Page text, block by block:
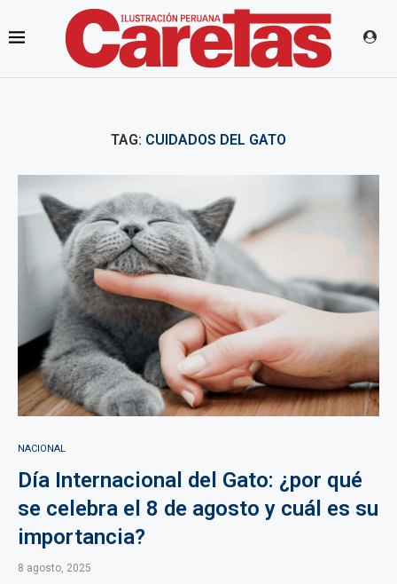
TAG: CUIDADOS DEL GATO
NACIONAL
Día Internacional del Gato: ¿por qué
se celebra el 8 de agosto y cuál es su
importancia?
8 agosto, 2025